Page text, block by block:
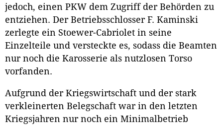
jedoch, einen PKW dem Zugriff der Behörden zu
entziehen. Der Betriebsschlosser F. Kaminski
zerlegte ein Stoewer-Cabriolet in seine
Einzelteile und versteckte es, sodass die Beamten
nur noch die Karosserie als nutzlosen Torso
vorfanden.
Aufgrund der Kriegswirtschaft und der stark
verkleinerten Belegschaft war in den letzten
Kriegsjahren nur noch ein Minimalbetrieb